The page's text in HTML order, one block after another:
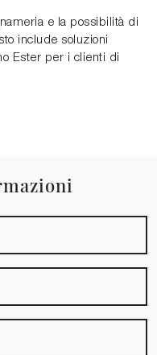
e la possibilità di
include soluzioni
Ester per i clienti di